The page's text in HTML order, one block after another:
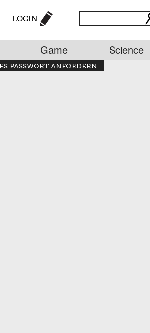
LOGIN
Game Science
PASSWORT ANFORDERN